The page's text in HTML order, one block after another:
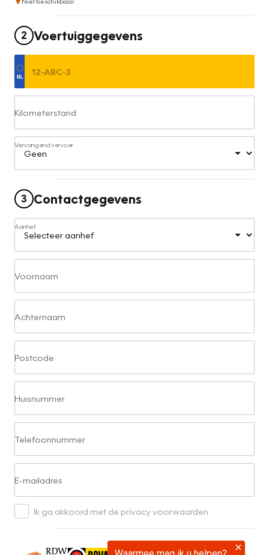
2 Voertuiggegevens
Kilometerstand
Vervangend vervoer
3 Contactgegevens
Aanhef
Voornaam
Achternaam
Postcode
Huisnummer
Telefoonnummer
E-mailadres
Ik ga akkoord met de privacy voorwaarden